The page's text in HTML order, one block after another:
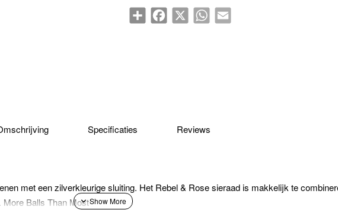
ShareFacebook
X WhatsAppEmail
Specificaties Reviews
met een zilverkleurige sluiting. Het Rebel & Rose sieraad is makkelijk te
More Balls Than Most